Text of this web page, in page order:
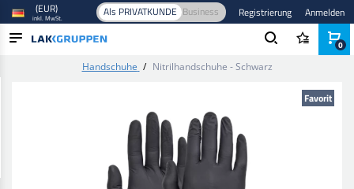
(EUR)
inkl. MwSt. Als PRIVATKUNDE Business Registrierung Anmelden
Handschuhe / Nitrilhandschuhe - Schwarz
Favorit
0